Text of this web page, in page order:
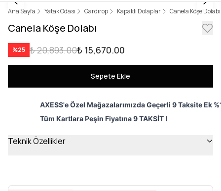
Ana Sayfa Yatak Odası Gardırop Kapaklı Dolaplar Canela Köşe Dolabı
Canela Köşe Dolabı
%25 ₺ 20,893.00₺ 15,670.00
Sepete Ekle
AXESS'e Özel Mağazalarımızda Geçerli 9 Taksite Ek
Tüm Kartlara Peşin Fiyatına 9 TAKSİT !
Teknik Özellikler